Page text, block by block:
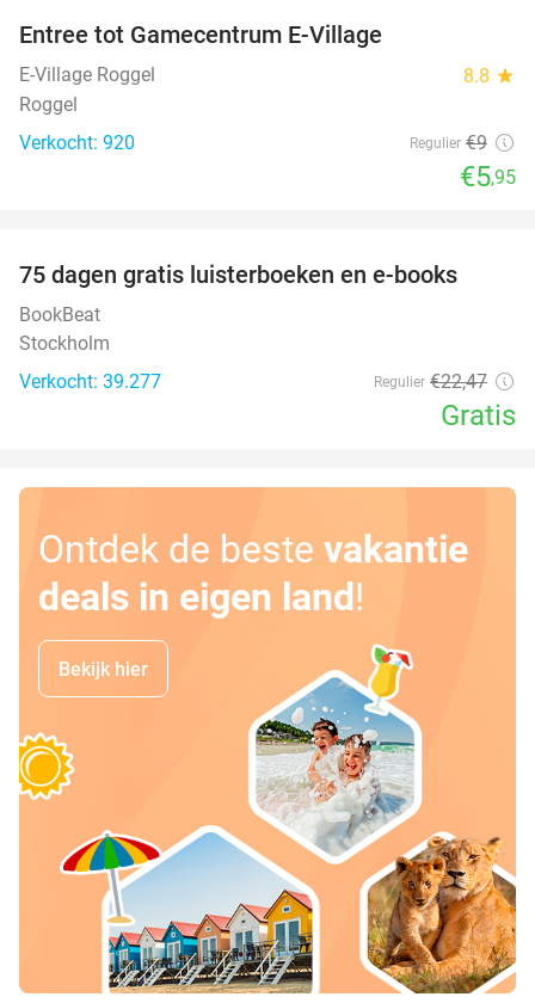
Entree tot Gamecentrum E-Village
E-Village Roggel 8.8 star
Roggel
Verkocht: 920
Regulier €9
€5,95
75 dagen gratis luisterboeken en e-books
BookBeat
Stockholm
Verkocht: 39.277
Regulier €22,47
Gratis
Ontdek de beste vakantie
deals in eigen land!
Bekijk hier